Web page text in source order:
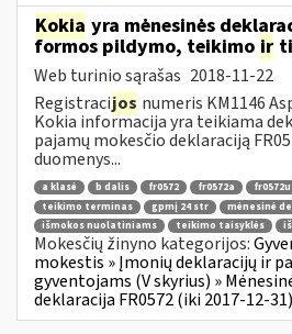
Kokia yra mėnesinės
formos pildymo, teikimo ir
Web turinio sąrašas 2018-11-22
Registracijos numeris KM1146
Kokia informacija yra teikiama
pajamų mokesčio deklaraciją
duomenys...
a klasė b dalis fr0572 fr0572a fr0572u
teikimo terminas
gpmį 24 str
mėnesinė
išmokos nuolatiniams
teikimo taisyklės
Mokesčių žinyno kategorijos:
mokestis » Įmonių deklaracijų ir
gyventojams (V skyrius) »
deklaracija FR0572 (iki 2017-12-31)